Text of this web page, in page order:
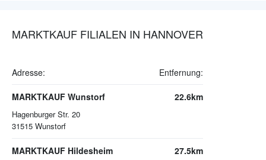
MARKTKAUF FILIALEN IN HANNOVER
Adresse: Entfernung:
MARKTKAUF Wunstorf
Hagenburger Str. 20
31515 Wunstorf
22.6km
MARKTKAUF Hildesheim 27.5km